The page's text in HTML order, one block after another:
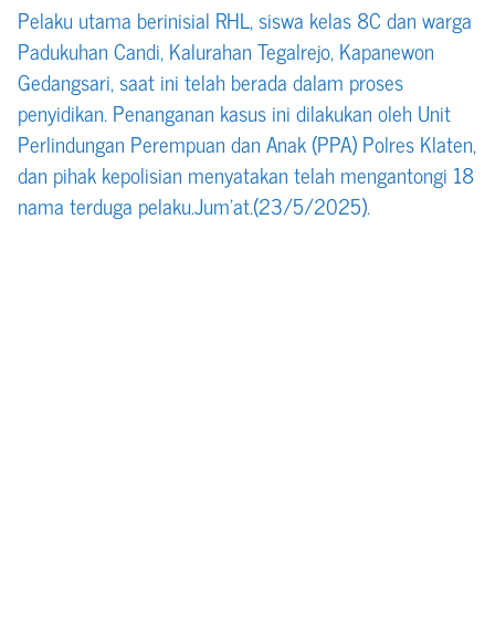
Pelaku utama berinisial RHL, siswa kelas 8C dan warga
Padukuhan Candi, Kalurahan Tegalrejo, Kapanewon
Gedangsari, saat ini telah berada dalam proses
penyidikan. Penanganan kasus ini dilakukan oleh Unit
Perlindungan Perempuan dan Anak (PPA) Polres Klaten,
dan pihak kepolisian menyatakan telah mengantongi 18
nama terduga pelaku.Jum’at.(23/5/2025).